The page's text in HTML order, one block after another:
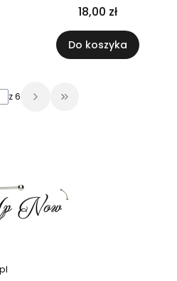
18,00 zł
Do koszyka
z 6 Przejdź do ostatniej